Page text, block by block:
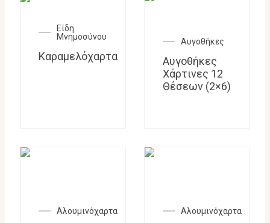
Είδη
Μνημοσύνου
Καραμελόχαρτα
Αυγοθήκες
Αυγοθήκες
Χάρτινες 12
Θέσεων (2×6)
Αλουμινόχαρτα Αλουμινόχαρτα